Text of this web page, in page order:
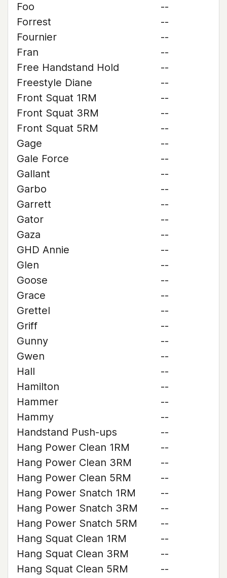
Foo
--
Forrest
--
Fournier
--
Fran
--
Free Handstand Hold
--
Freestyle Diane
--
Front Squat 1RM
--
Front Squat 3RM
--
Front Squat 5RM
--
Gage
--
Gale Force
--
Gallant
--
Garbo
--
Garrett
--
Gator
--
Gaza
--
GHD Annie
--
Glen
--
Goose
--
Grace
--
Grettel
--
Griff
--
Gunny
--
Gwen
--
Hall
--
Hamilton
--
Hammer
--
Hammy
--
Handstand Push-ups
--
Hang Power Clean 1RM
--
Hang Power Clean 3RM
--
Hang Power Clean 5RM
--
Hang Power Snatch 1RM
--
Hang Power Snatch 3RM
--
Hang Power Snatch 5RM
--
Hang Squat Clean 1RM
--
Hang Squat Clean 3RM
--
Hang Squat Clean 5RM
--